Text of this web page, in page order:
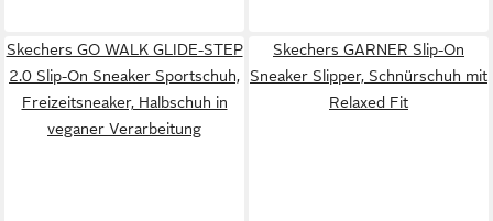
Skechers GO WALK GLIDE-STEP
2.0 Slip-On Sneaker Sportschuh,
Freizeitsneaker, Halbschuh in
veganer Verarbeitung
Skechers GARNER Slip-On
Sneaker Slipper, Schnürschuh mit
Relaxed Fit